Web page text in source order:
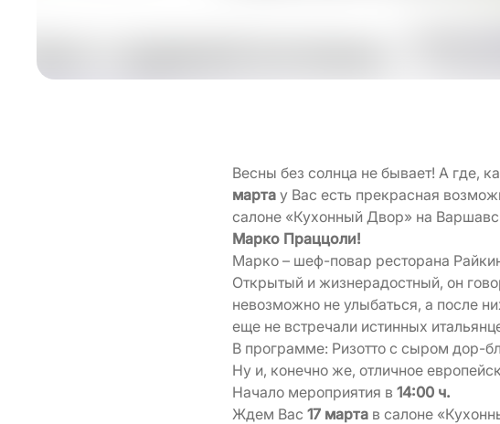
Весны без солнца не бывает! А где,
марта у Вас есть прекрасная
салоне «Кухонный Двор» на
Марко Праццоли!
Марко – шеф-повар ресторана
Открытый и жизнерадостный, он
невозможно не улыбаться, а после
еще не встречали истинных
В программе: Ризотто с сыром дор-
Ну и, конечно же, отличное
Начало мероприятия в 14:00 ч.
Ждем Вас 17 марта в салоне